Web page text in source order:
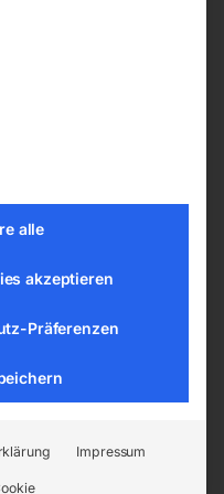
81,00
Versandkosten
ESW 600-
600-€81,00
alle
akzeptieren
Präferenzen
Impressum